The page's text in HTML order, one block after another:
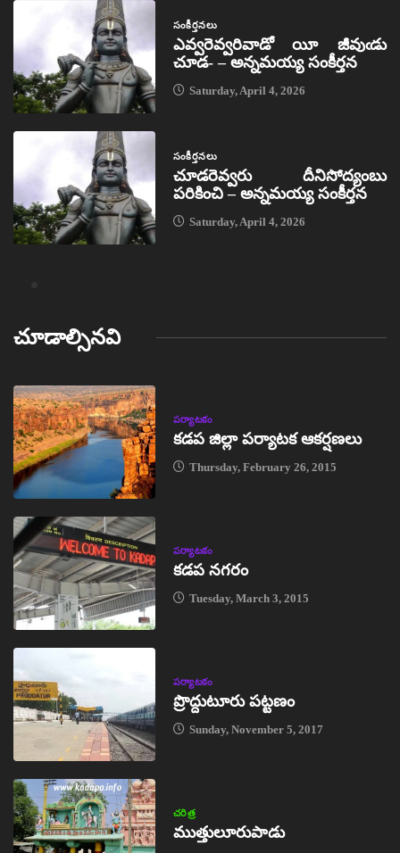
సంకీర్తనలు
ఎవ్వరెవ్వరివాడో యీ జీవుఁడు
చూడ- – అన్నమయ్య సంకీర్తన
Saturday, April 4, 2026
సంకీర్తనలు
చూడరెవ్వరు దీనిసోద్యంబు
పరికించి – అన్నమయ్య సంకీర్తన
Saturday, April 4, 2026
చూడాల్సినవి
పర్యాటకం
కడప జిల్లా పర్యాటక ఆకర్షణలు
Thursday, February 26, 2015
పర్యాటకం
కడప నగరం
Tuesday, March 3, 2015
పర్యాటకం
ప్రొద్దుటూరు పట్టణం
Sunday, November 5, 2017
చరిత్ర
ముత్తులూరుపాడు